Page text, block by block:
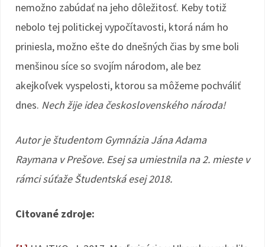
nemožno zabúdať na jeho dôležitosť. Keby totiž
nebolo tej politickej vypočítavosti, ktorá nám ho
priniesla, možno ešte do dnešných čias by sme boli
menšinou síce so svojím národom, ale bez
akejkoľvek vyspelosti, ktorou sa môžeme pochváliť
dnes. Nech žije idea československého národa!
Autor je študentom Gymnázia Jána Adama
Raymana v Prešove. Esej sa umiestnila na 2. mieste v
rámci súťaže Študentská esej 2018.
Citované zdroje: